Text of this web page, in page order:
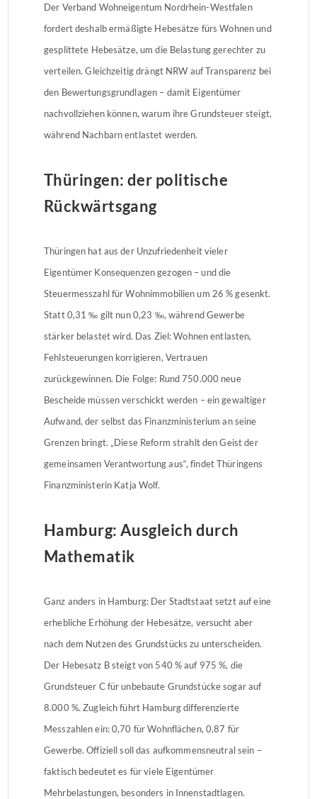
Der Verband Wohneigentum Nordrhein-Westfalen
fordert deshalb ermäßigte Hebesätze fürs Wohnen und
gesplittete Hebesätze, um die Belastung gerechter zu
verteilen. Gleichzeitig drängt NRW auf Transparenz bei
den Bewertungsgrundlagen – damit Eigentümer
nachvollziehen können, warum ihre Grundsteuer steigt,
während Nachbarn entlastet werden.
Thüringen: der politische
Rückwärtsgang
Thüringen hat aus der Unzufriedenheit vieler
Eigentümer Konsequenzen gezogen – und die
Steuermesszahl für Wohnimmobilien um 26 % gesenkt.
Statt 0,31 ‰ gilt nun 0,23 ‰, während Gewerbe
stärker belastet wird. Das Ziel: Wohnen entlasten,
Fehlsteuerungen korrigieren, Vertrauen
zurückgewinnen. Die Folge: Rund 750.000 neue
Bescheide müssen verschickt werden – ein gewaltiger
Aufwand, der selbst das Finanzministerium an seine
Grenzen bringt. „Diese Reform strahlt den Geist der
gemeinsamen Verantwortung aus“, findet Thüringens
Finanzministerin Katja Wolf.
Hamburg: Ausgleich durch
Mathematik
Ganz anders in Hamburg: Der Stadtstaat setzt auf eine
erhebliche Erhöhung der Hebesätze, versucht aber
nach dem Nutzen des Grundstücks zu unterscheiden.
Der Hebesatz B steigt von 540 % auf 975 %, die
Grundsteuer C für unbebaute Grundstücke sogar auf
8.000 %. Zugleich führt Hamburg differenzierte
Messzahlen ein: 0,70 für Wohnflächen, 0,87 für
Gewerbe. Offiziell soll das aufkommensneutral sein –
faktisch bedeutet es für viele Eigentümer
Mehrbelastungen, besonders in Innenstadtlagen.